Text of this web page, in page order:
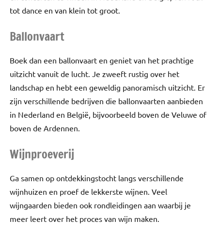
tot dance en van klein tot groot.
Ballonvaart
Boek dan een ballonvaart en geniet van het prachtige
uitzicht vanuit de lucht. Je zweeft rustig over het
landschap en hebt een geweldig panoramisch uitzicht. Er
zijn verschillende bedrijven die ballonvaarten aanbieden
in Nederland en België, bijvoorbeeld boven de Veluwe of
boven de Ardennen.
Wijnproeverij
Ga samen op ontdekkingstocht langs verschillende
wijnhuizen en proef de lekkerste wijnen. Veel
wijngaarden bieden ook rondleidingen aan waarbij je
meer leert over het proces van wijn maken.